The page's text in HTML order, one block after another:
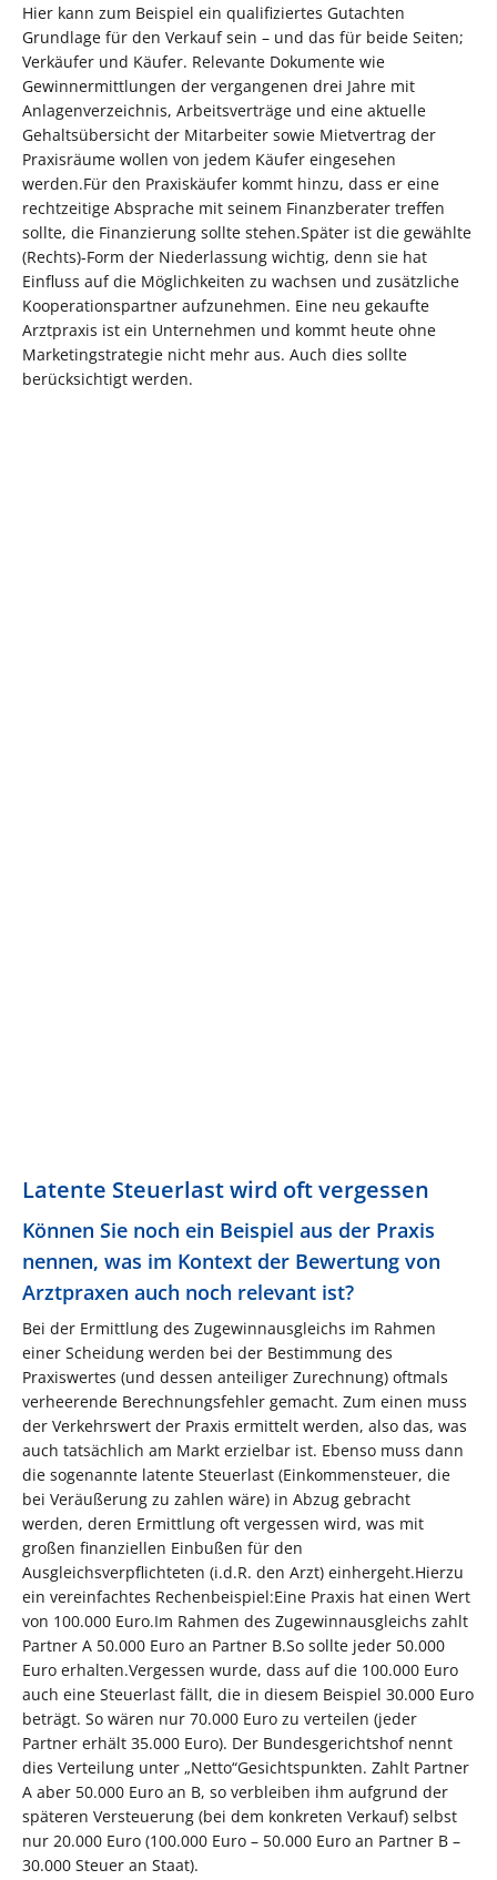
Hier kann zum Beispiel ein qualifiziertes Gutachten
Grundlage für den Verkauf sein – und das für beide Seiten;
Verkäufer und Käufer. Relevante Dokumente wie
Gewinnermittlungen der vergangenen drei Jahre mit
Anlagenverzeichnis, Arbeitsverträge und eine aktuelle
Gehaltsübersicht der Mitarbeiter sowie Mietvertrag der
Praxisräume wollen von jedem Käufer eingesehen
werden.Für den Praxiskäufer kommt hinzu, dass er eine
rechtzeitige Absprache mit seinem Finanzberater treffen
sollte, die Finanzierung sollte stehen.Später ist die gewählte
(Rechts)-Form der Niederlassung wichtig, denn sie hat
Einfluss auf die Möglichkeiten zu wachsen und zusätzliche
Kooperationspartner aufzunehmen. Eine neu gekaufte
Arztpraxis ist ein Unternehmen und kommt heute ohne
Marketingstrategie nicht mehr aus. Auch dies sollte
berücksichtigt werden.
Latente Steuerlast wird oft vergessen
Können Sie noch ein Beispiel aus der Praxis
nennen, was im Kontext der Bewertung von
Arztpraxen auch noch relevant ist?
Bei der Ermittlung des Zugewinnausgleichs im Rahmen
einer Scheidung werden bei der Bestimmung des
Praxiswertes (und dessen anteiliger Zurechnung) oftmals
verheerende Berechnungsfehler gemacht. Zum einen muss
der Verkehrswert der Praxis ermittelt werden, also das, was
auch tatsächlich am Markt erzielbar ist. Ebenso muss dann
die sogenannte latente Steuerlast (Einkommensteuer, die
bei Veräußerung zu zahlen wäre) in Abzug gebracht
werden, deren Ermittlung oft vergessen wird, was mit
großen finanziellen Einbußen für den
Ausgleichsverpflichteten (i.d.R. den Arzt) einhergeht.Hierzu
ein vereinfachtes Rechenbeispiel:Eine Praxis hat einen Wert
von 100.000 Euro.Im Rahmen des Zugewinnausgleichs zahlt
Partner A 50.000 Euro an Partner B.So sollte jeder 50.000
Euro erhalten.Vergessen wurde, dass auf die 100.000 Euro
auch eine Steuerlast fällt, die in diesem Beispiel 30.000 Euro
beträgt. So wären nur 70.000 Euro zu verteilen (jeder
Partner erhält 35.000 Euro). Der Bundesgerichtshof nennt
dies Verteilung unter „Netto“Gesichtspunkten. Zahlt Partner
A aber 50.000 Euro an B, so verbleiben ihm aufgrund der
späteren Versteuerung (bei dem konkreten Verkauf) selbst
nur 20.000 Euro (100.000 Euro – 50.000 Euro an Partner B –
30.000 Steuer an Staat).